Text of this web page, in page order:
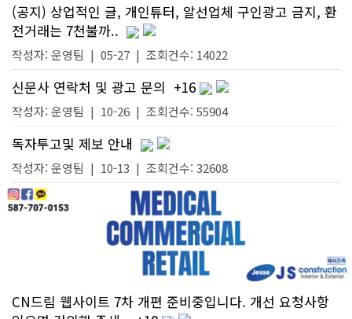
(공지) 상업적인 글, 개인튜터, 알선업체 구인광고 금지, 환
전거래는 7천불까..
작성자: 운영팀 | 05-27 | 조회건수: 14022
신문사 연락처 및 광고 문의 +16
작성자: 운영팀 | 10-26 | 조회건수: 55904
독자투고및 제보 안내
작성자: 운영팀 | 10-13 | 조회건수: 32608
CN드림 웹사이트 7차 개편 준비중입니다. 개선 요청사항